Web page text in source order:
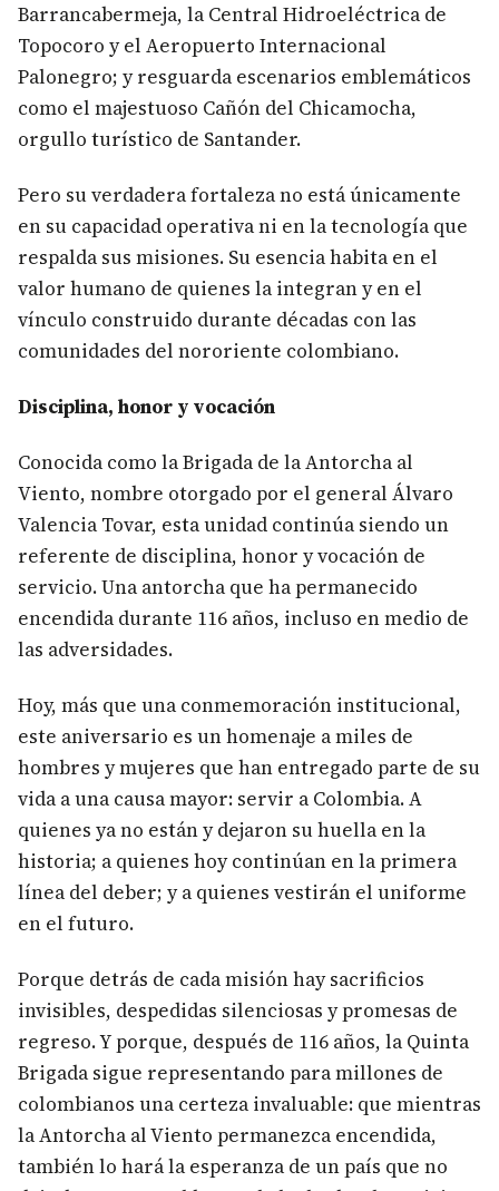
Barrancabermeja, la Central Hidroeléctrica de
Topocoro y el Aeropuerto Internacional
Palonegro; y resguarda escenarios emblemáticos
como el majestuoso Cañón del Chicamocha,
orgullo turístico de Santander.
Pero su verdadera fortaleza no está únicamente
en su capacidad operativa ni en la tecnología que
respalda sus misiones. Su esencia habita en el
valor humano de quienes la integran y en el
vínculo construido durante décadas con las
comunidades del nororiente colombiano.
Disciplina, honor y vocación
Conocida como la Brigada de la Antorcha al
Viento, nombre otorgado por el general Álvaro
Valencia Tovar, esta unidad continúa siendo un
referente de disciplina, honor y vocación de
servicio. Una antorcha que ha permanecido
encendida durante 116 años, incluso en medio de
las adversidades.
Hoy, más que una conmemoración institucional,
este aniversario es un homenaje a miles de
hombres y mujeres que han entregado parte de su
vida a una causa mayor: servir a Colombia. A
quienes ya no están y dejaron su huella en la
historia; a quienes hoy continúan en la primera
línea del deber; y a quienes vestirán el uniforme
en el futuro.
Porque detrás de cada misión hay sacrificios
invisibles, despedidas silenciosas y promesas de
regreso. Y porque, después de 116 años, la Quinta
Brigada sigue representando para millones de
colombianos una certeza invaluable: que mientras
la Antorcha al Viento permanezca encendida,
también lo hará la esperanza de un país que no